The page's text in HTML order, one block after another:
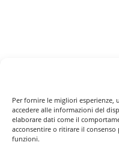
Per fornire le migliori esperienze,
accedere alle informazioni del
elaborare dati come il
acconsentire o ritirare il
funzioni.